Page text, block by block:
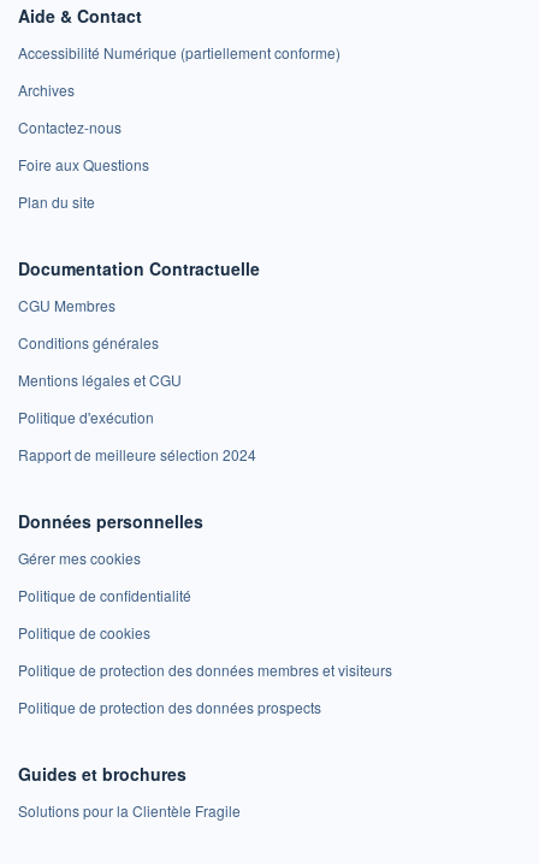
Aide & Contact
Accessibilité Numérique (partiellement conforme)
Archives
Contactez-nous
Foire aux Questions
Plan du site
Documentation Contractuelle
CGU Membres
Conditions générales
Mentions légales et CGU
Politique d'exécution
Rapport de meilleure sélection 2024
Données personnelles
Gérer mes cookies
Politique de confidentialité
Politique de cookies
Politique de protection des données membres et visiteurs
Politique de protection des données prospects
Guides et brochures
Solutions pour la Clientèle Fragile